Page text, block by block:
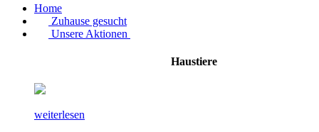
Home
Zuhause gesucht
Unsere Aktionen
Haustiere
weiterlesen